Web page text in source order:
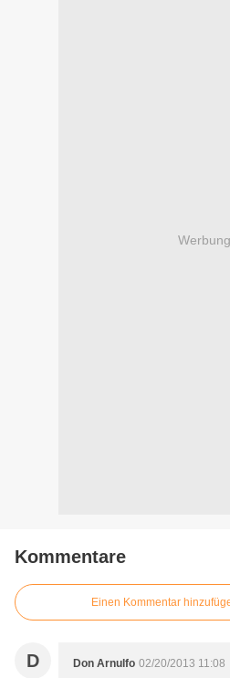
Werbung
Kommentare
Einen Kommentar
D Don Arnulfo 02/20/2013 11:08